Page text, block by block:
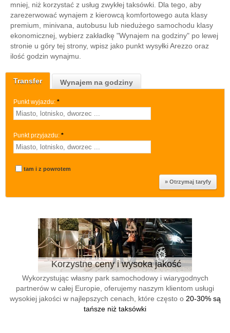
Transfer Wynajem na godziny
Punkt wyjazdu: *
Punkt przyjazdu: *
tam i z powrotem
Korzystne ceny i wysoka jakość
Wykorzystując własny park samochodowy i wiarygodnych
partnerów w całej Europie, oferujemy naszym klientom usługi
wysokiej jakości w najlepszych cenach, które często o 20-30% są
tańsze niż taksówki
mniej, niż korzystać z usług zwykłej taksówki. Dla tego, aby
zarezerwować wynajem z kierowcą komfortowego auta klasy
premium, minivana, autobusu lub niedużego samochodu klasy
ekonomicznej, wybierz zakładkę "Wynajem na godziny" po lewej
stronie u góry tej strony, wpisz jako punkt wysyłki Arezzo oraz
ilość godzin wynajmu.